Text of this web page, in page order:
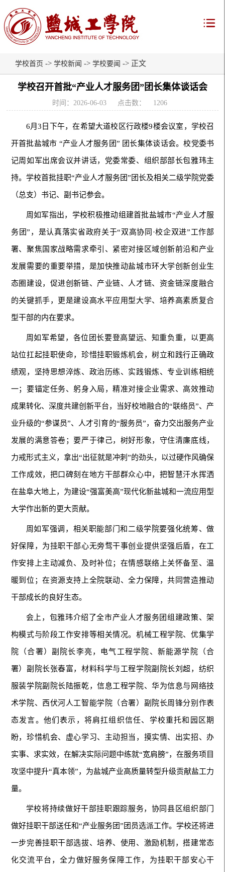
学校首页 -> 学校新闻 -> 学校要闻 -> 正文
学校召开首批“产业人才服务团”团长集体谈话会
时间：2026-06-03 点击数： 1206
6月3日下午，在希望大道校区行政楼9楼会议室，学校召
开首批盐城市 “产业人才服务团” 团长集体谈话会。校党委书
记周如军出席会议并讲话，党委常委、组织部部长包雅玮主
持。学校首批挂职“产业人才服务团”团长及相关二级学院党委
（总支）书记、副书记参会。
周如军指出，学校积极推动组建首批盐城市“产业人才服
务团”，是认真落实省政府关于“双高协同·校企双进”工作部
署、聚焦国家战略需求牵引、紧密对接区域创新前沿和产业
发展需要的重要举措，是加快推动盐城市环大学创新创业生
态圈建设，促进创新链、产业链、人才链、资金链深度融合
的关键抓手，更是建设高水平应用型大学、培养高素质复合
型干部的内在要求。
周如军希望，各位团长要登高望远、知重负重，以更高
站位扛起挂职使命，珍惜挂职锻炼机会，树立和践行正确政
绩观，坚持思想淬炼、政治历练、实践锻炼、专业训练相统
一；要锚定任务、躬身入局，精准对接企业需求、高效推动
成果转化、深度共建创新平台，当好校地融合的“联络员”、产
业升级的“参谋员”、人才引育的“服务员”，奋力交出服务产业
发展的满意答卷；要严于律己，树好形象，守住清廉底线，
力戒形式主义，拿出“出征就是冲刺”的劲头，以过硬作风确保
工作成效，把口碑刻在地方干部群众心中，把智慧汗水挥洒
在盐阜大地上，为建设“强富美高”现代化新盐城和一流应用型
大学作出新的更大贡献。
周如军强调，相关职能部门和二级学院要强化统筹、做
好保障，为挂职干部心无旁骛干事创业提供坚强后盾，在工
作安排上主动减负、及时补位；在情感联络上关怀备至、温
暖到位；在资源支持上全院联动、全力保障，共同营造推动
干部成长的良好生态。
会上，包雅玮介绍了全市产业人才服务团组建政策、架
构模式与阶段工作安排等相关情况。机械工程学院、优集学
院（合署）副院长李亮，电气工程学院、新能源学院（合
署）副院长张春富，材料科学与工程学院副院长刘超，纺织
服装学院副院长陆振乾，信息工程学院、华为信息与网络技
术学院、西伏河人工智能学院（合署）副院长周锋分别作表
态发言。他们表示，将肩扛组织信任、学校重托和园区期
盼，珍惜机会、虚心学习、主动担当，摸实情、出实招、办
实事、求实效，在解决实际问题中练就“宽肩膀”，在服务项目
攻坚中提升“真本领”，为盐城产业高质量转型升级贡献盐工力
量。
学校将持续做好干部挂职跟踪服务，协同县区组织部门
做好挂职干部送任和“产业服务团”团员选派工作。学校还将进
一步完善挂职干部选拔、培养、使用、激励机制，搭建常态
化交流平台，全力做好服务保障工作，为挂职干部安心干